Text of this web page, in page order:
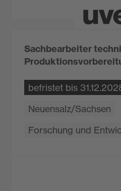
Sachbearbeiter
befristet bis
Neuensalz/Sachsen
Forschung und